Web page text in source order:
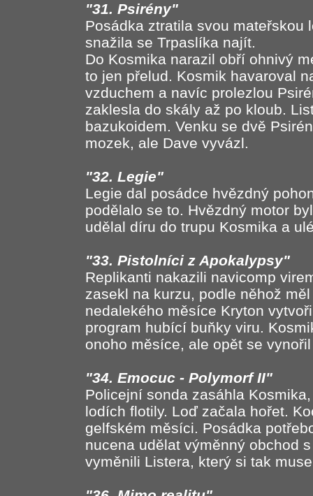
"31. Psirény"
Posádka ztratila svou
snažila se Trpaslíka najít.
Do Kosmika narazil obří ohnivý
to jen přelud. Kosmik havaroval
vzduchem a navíc prolezlou
zaklesla do skály až po kloub.
bazukoidem. Venku se dvě
mozek, ale Dave vyvázl.
"32. Legie"
Legie dal posádce hvězdný
podělalo se to. Hvězdný motor
udělal díru do trupu Kosmika a
"33. Pistolníci z Apokalypsy"
Replikanti nakazili navicomp
zasekl na kurzu, podle něhož
nedalekého měsíce Kryton
program hubící buňky viru.
onoho měsíce, ale opět se
"34. Emocuc - Polymorf II"
Policejní sonda zasáhla
lodích flotily. Loď začala hořet.
gelfském měsíci. Posádka
nucena udělat výměnný obchod
vyměnili Listera, který si tak